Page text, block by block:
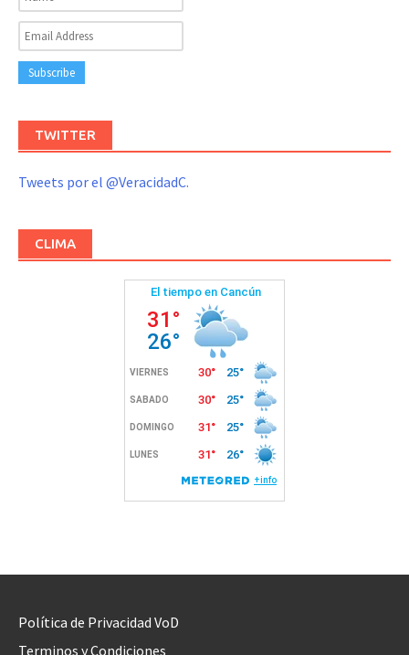
TWITTER
Tweets por el @VeracidadC.
CLIMA
Política de Privacidad VoD
Terminos y Condiciones